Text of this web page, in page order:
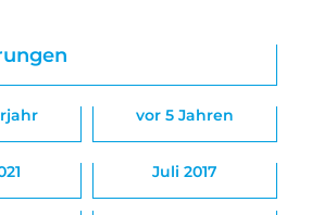
vor 5 Jahren
Juli 2017